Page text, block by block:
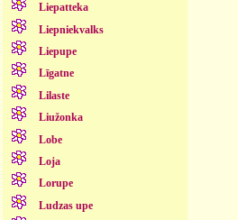
Liepatteka
Liepniekvalks
Liepupe
Līgatne
Lilaste
Liužonka
Lobe
Loja
Lorupe
Ludzas upe